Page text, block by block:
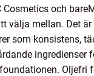
Cosmetics och
välja mellan. Det
som konsistens,
ingredienser
Oljefri